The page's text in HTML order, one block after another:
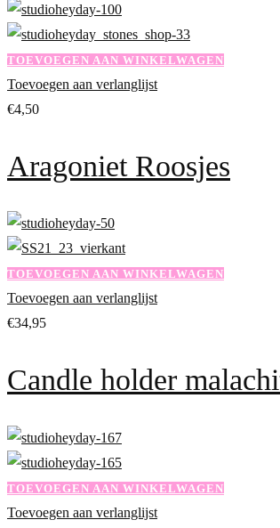
TOEVOEGEN AAN WINKELWAGEN
Toevoegen aan verlanglijst
€4,50
Aragoniet Roosjes
TOEVOEGEN AAN WINKELWAGEN
Toevoegen aan verlanglijst
€34,95
Candle holder
TOEVOEGEN AAN WINKELWAGEN
Toevoegen aan verlanglijst